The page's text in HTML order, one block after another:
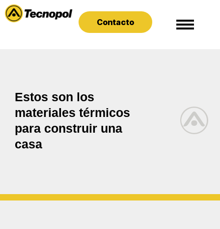
Contacto
Estos son los
materiales térmicos
para construir una
casa